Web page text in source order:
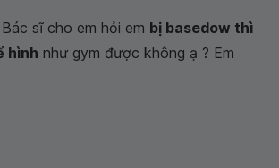
sĩ cho em hỏi em bị basedow thì
hình như gym được không ạ ? Em